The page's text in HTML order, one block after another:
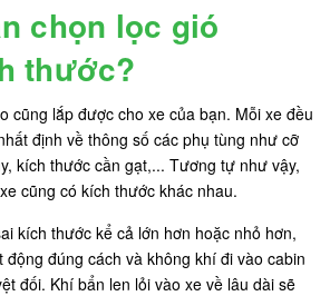
chọn lọc gió
thước?
cũng lắp được cho xe của bạn. Mỗi xe đều
định về thông số các phụ tùng như cỡ
kích thước cần gạt,... Tương tự như vậy,
cũng có kích thước khác nhau.
kích thước kể cả lớn hơn hoặc nhỏ hơn,
động đúng cách và không khí đi vào cabin
đối. Khí bẩn len lỏi vào xe về lâu dài sẽ